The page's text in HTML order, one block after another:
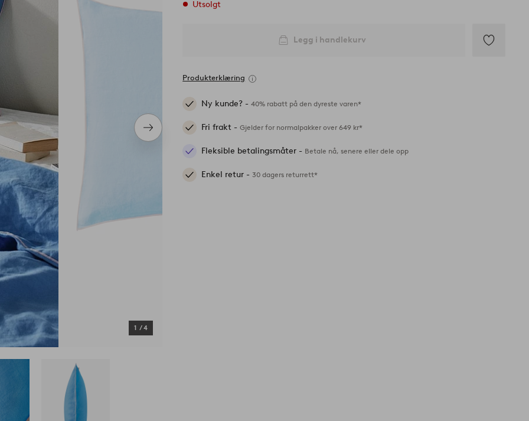
Neste
produkt
1 /4
Utsolgt
Legg i handlekurv
Produkterklæring
Ny kunde? -40% rabatt på den dyreste varen*
Fri frakt -Gjelder for normalpakker over 649 kr*
Fleksible betalingsmåter - Betale nå, senere eller dele opp
Enkel retur -30 dagers returrett*